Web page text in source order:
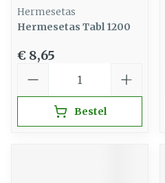
Hermesetas
Hermesetas Tabl 1200
€ 8,65
Bestel